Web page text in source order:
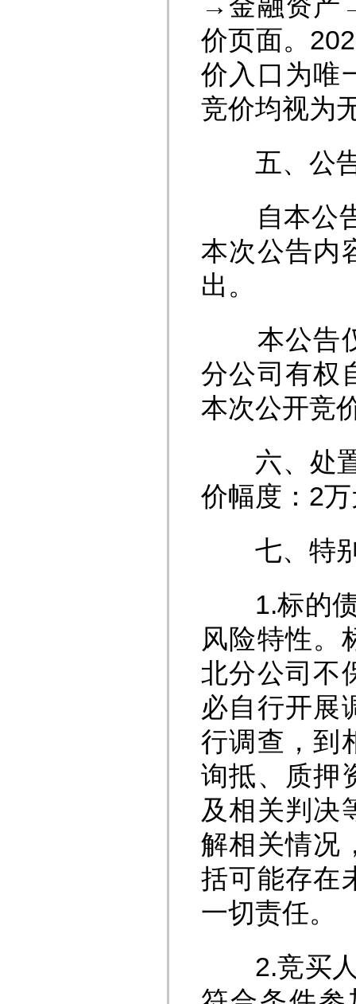
价页面。
价入口为唯
竞价均视为
五、公
自本公告
本次公告内
出。
本公告仅
分公司有权
本次公开竞
六、处置
价幅度：2
七、特
1.标的债
风险特性。
北分公司不
必自行开展
行调查，到
询抵、质押
及相关判决
解相关情况
括可能存在
一切责任。
2.竞买人